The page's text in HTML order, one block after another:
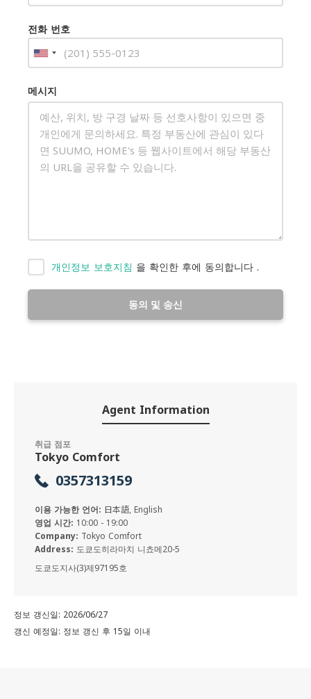
전화 번호
메시지
개인정보 보호지침 을 확인한 후에 동의합니다 .
동의 및 송신
Agent Information
취급 점포
Tokyo Comfort
0357313159
이용 가능한 언어: 日本語, English
영업 시간: 10:00 - 19:00
Company: Tokyo Comfort
Address: 도쿄도히라마치 니쵸메20-5
도쿄도지사(3)제97195호
정보 갱신일: 2026/06/27
갱신 예정일: 정보 갱신 후 15일 이내